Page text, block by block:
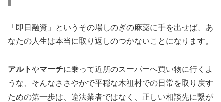
「即日融資」というその場しのぎの麻薬に手を出せば、あ
なたの人生は本当に取り返しのつかないことになります。
アルトやマーチに乗って近所のスーパーへ買い物に行くよ
うな、そんなささやかで平穏な木祖村での日常を取り戻す
ための第一歩は、違法業者ではなく、正しい相談先に繋が